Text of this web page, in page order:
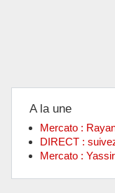
A la une
Mercato :
DIRECT :
Mercato :